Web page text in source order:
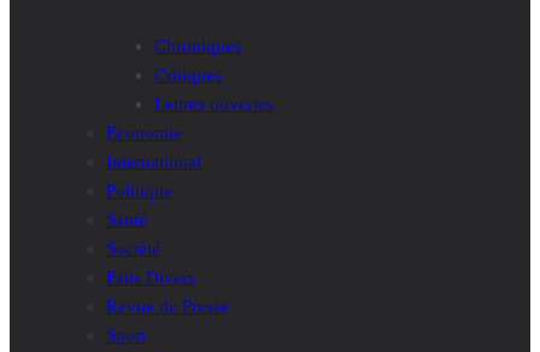
Chroniques
Critiques
Lettres ouvertes
Economie
International
Politique
Santé
Société
Faits Divers
Revue de Presse
Sport